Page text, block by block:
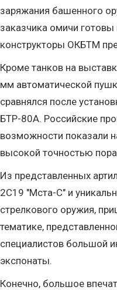
заряжания башенного
заказчика омичи
конструкторы ОКБТМ
Кроме танков на
мм автоматической
сравнялся после
БТР-80А. Российские
возможности показали
высокой точностью
Из представленных
2С19 "Мста-С" и
стрелкового оружия,
тематике,
специалистов большой
экспонаты.
Конечно, большое